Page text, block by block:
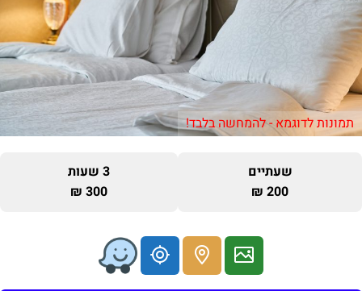
תמונות לדוגמא - להמחשה בלבד!
שעתיים
200 ₪
3 שעות
300 ₪